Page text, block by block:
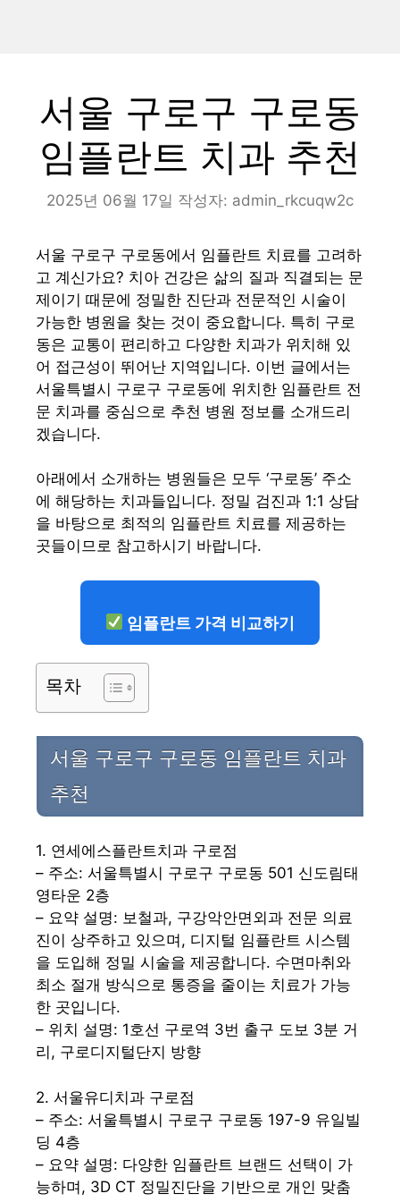
서울 구로구 구로동
임플란트 치과 추천
2025년 06월 17일 작성자: admin_rkcuqw2c
서울 구로구 구로동에서 임플란트 치료를 고려하
고 계신가요? 치아 건강은 삶의 질과 직결되는 문
제이기 때문에 정밀한 진단과 전문적인 시술이
가능한 병원을 찾는 것이 중요합니다. 특히 구로
동은 교통이 편리하고 다양한 치과가 위치해 있
어 접근성이 뛰어난 지역입니다. 이번 글에서는
서울특별시 구로구 구로동에 위치한 임플란트 전
문 치과를 중심으로 추천 병원 정보를 소개드리
겠습니다.
아래에서 소개하는 병원들은 모두 ‘구로동’ 주소
에 해당하는 치과들입니다. 정밀 검진과 1:1 상담
을 바탕으로 최적의 임플란트 치료를 제공하는
곳들이므로 참고하시기 바랍니다.
임플란트 가격 비교하기
목차
서울 구로구 구로동 임플란트 치과
추천
1. 연세에스플란트치과 구로점
– 주소: 서울특별시 구로구 구로동 501 신도림태
영타운 2층
– 요약 설명: 보철과, 구강악안면외과 전문 의료
진이 상주하고 있으며, 디지털 임플란트 시스템
을 도입해 정밀 시술을 제공합니다. 수면마취와
최소 절개 방식으로 통증을 줄이는 치료가 가능
한 곳입니다.
– 위치 설명: 1호선 구로역 3번 출구 도보 3분 거
리, 구로디지털단지 방향
2. 서울유디치과 구로점
– 주소: 서울특별시 구로구 구로동 197-9 유일빌
딩 4층
– 요약 설명: 다양한 임플란트 브랜드 선택이 가
능하며, 3D CT 정밀진단을 기반으로 개인 맞춤